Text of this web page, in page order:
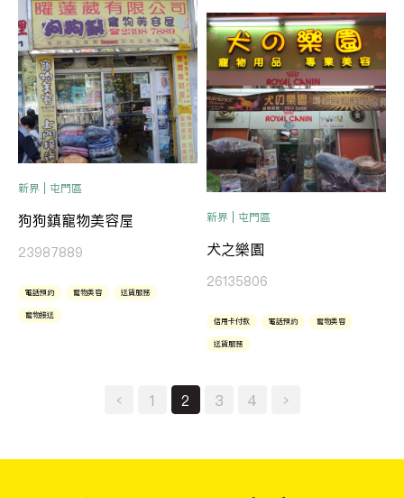
新界 | 屯門區
狗狗鎮寵物美容屋
23987889
電話預約 寵物美容 送貨服務
寵物接送
新界 | 屯門區
犬之樂園
26135806
信用卡付款 電話預約 寵物美容
送貨服務
‹ 1 2 3 4 ›